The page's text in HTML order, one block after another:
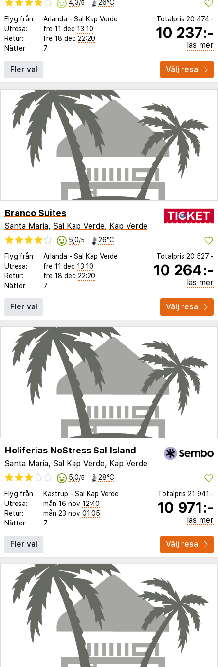
4,3/5 26°C
Flyg från: Arlanda - Sal Kap Verde
Utresa:
fre 11 dec 13:10
Retur:
fre 18 dec 22:20
Nätter:
7
Totalpris 20 474:-
10 237:-
läs mer
Fler val Välj resa
Branco Suites
Santa Maria, Sal Kap Verde, Kap Verde
5,0/5 26°C
Flyg från: Arlanda - Sal Kap Verde
Utresa:
fre 11 dec 13:10
Retur:
fre 18 dec 22:20
Nätter:
7
Totalpris 20 527:-
10 264:-
läs mer
Fler val Välj resa
Holiferias NoStress Sal Island
Santa Maria, Sal Kap Verde, Kap Verde
5,0/5 28°C
Flyg från: Kastrup - Sal Kap Verde
Utresa:
mån 16 nov 12:40
Retur:
mån 23 nov 01:05
Nätter:
7
Totalpris 21 941:-
10 971:-
läs mer
Fler val Välj resa